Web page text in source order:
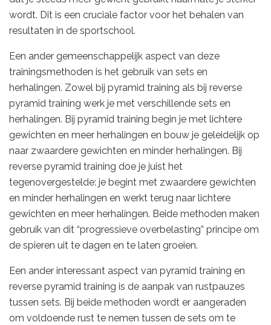
wordt. Dit is een cruciale factor voor het behalen van
resultaten in de sportschool.
Een ander gemeenschappelijk aspect van deze
trainingsmethoden is het gebruik van sets en
herhalingen. Zowel bij pyramid training als bij reverse
pyramid training werk je met verschillende sets en
herhalingen. Bij pyramid training begin je met lichtere
gewichten en meer herhalingen en bouw je geleidelijk op
naar zwaardere gewichten en minder herhalingen. Bij
reverse pyramid training doe je juist het
tegenovergestelde: je begint met zwaardere gewichten
en minder herhalingen en werkt terug naar lichtere
gewichten en meer herhalingen. Beide methoden maken
gebruik van dit “progressieve overbelasting” principe om
de spieren uit te dagen en te laten groeien.
Een ander interessant aspect van pyramid training en
reverse pyramid training is de aanpak van rustpauzes
tussen sets. Bij beide methoden wordt er aangeraden
om voldoende rust te nemen tussen de sets om te